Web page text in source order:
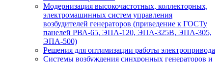
Модернизация высокочастотных, коллекторных,
электромашинных систем управления
возбудителей генераторов (приведение к ГОСТу
панелей РВА-65, ЭПА-120, ЭПА-325В, ЭПА-305,
ЭПА-500)
Решения для оптимизации работы электропривода
Системы возбуждения синхронных генераторов и